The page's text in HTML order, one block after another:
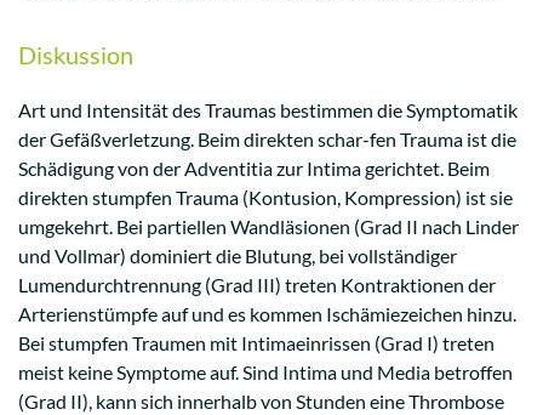
Diskussion
Art und Intensität des Traumas bestimmen die Symptomatik
der Gefäßverletzung. Beim direkten schar-fen Trauma ist die
Schädigung von der Adventitia zur Intima gerichtet. Beim
direkten stumpfen Trauma (Kontusion, Kompression) ist sie
umgekehrt. Bei partiellen Wandläsionen (Grad II nach Linder
und Vollmar) dominiert die Blutung, bei vollständiger
Lumendurchtrennung (Grad III) treten Kontraktionen der
Arterienstümpfe auf und es kommen Ischämiezeichen hinzu.
Bei stumpfen Traumen mit Intimaeinrissen (Grad I) treten
meist keine Symptome auf. Sind Intima und Media betroffen
(Grad II), kann sich innerhalb von Stunden eine Thrombose